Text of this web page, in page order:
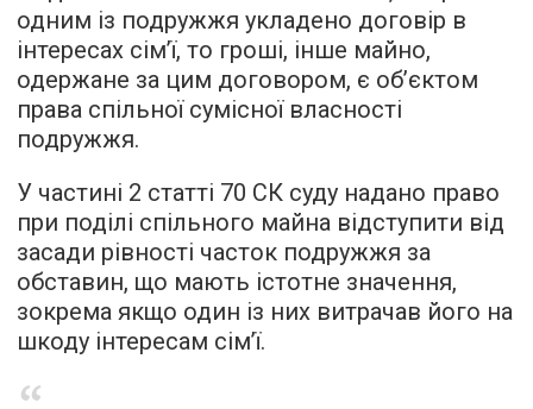
одним із подружжя укладено договір в
інтересах сім’ї, то гроші, інше майно,
одержане за цим договором, є об’єктом
права спільної сумісної власності
подружжя.
У частині 2 статті 70 СК суду надано право
при поділі спільного майна відступити від
засади рівності часток подружжя за
обставин, що мають істотне значення,
зокрема якщо один із них витрачав його на
шкоду інтересам сім’ї.